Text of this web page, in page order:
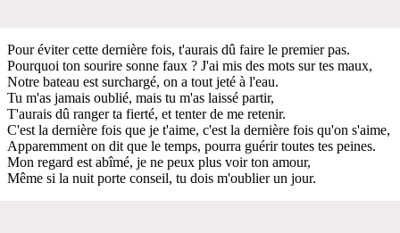
Pour éviter cette dernière fois, t'aurais dû faire le premier pas.
Pourquoi ton sourire sonne faux ? J'ai mis des mots sur tes maux,
Notre bateau est surchargé, on a tout jeté à l'eau.
Tu m'as jamais oublié, mais tu m'as laissé partir,
T'aurais dû ranger ta fierté, et tenter de me retenir.
C'est la dernière fois que je t'aime, c'est la dernière fois qu'on s'aime,
Apparemment on dit que le temps, pourra guérir toutes tes peines.
Mon regard est abîmé, je ne peux plus voir ton amour,
Même si la nuit porte conseil, tu dois m'oublier un jour.